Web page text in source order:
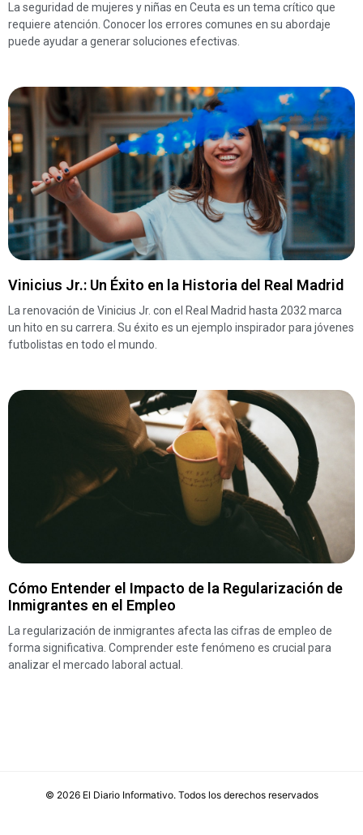
La seguridad de mujeres y niñas en Ceuta es un tema crítico que
requiere atención. Conocer los errores comunes en su abordaje
puede ayudar a generar soluciones efectivas.
Vinicius Jr.: Un Éxito en la Historia del Real Madrid
La renovación de Vinicius Jr. con el Real Madrid hasta 2032 marca
un hito en su carrera. Su éxito es un ejemplo inspirador para jóvenes
futbolistas en todo el mundo.
Cómo Entender el Impacto de la Regularización de
Inmigrantes en el Empleo
La regularización de inmigrantes afecta las cifras de empleo de
forma significativa. Comprender este fenómeno es crucial para
analizar el mercado laboral actual.
© 2026 El Diario Informativo. Todos los derechos reservados